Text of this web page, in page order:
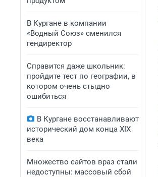
В Кургане в компании
«Водный Союз» сменился
гендиректор
Справится даже школьник:
пройдите тест по географии, в
котором очень стыдно
ошибиться
В Кургане восстанавливают
исторический дом конца XIX
века
Множество сайтов враз стали
недоступны: массовый сбой